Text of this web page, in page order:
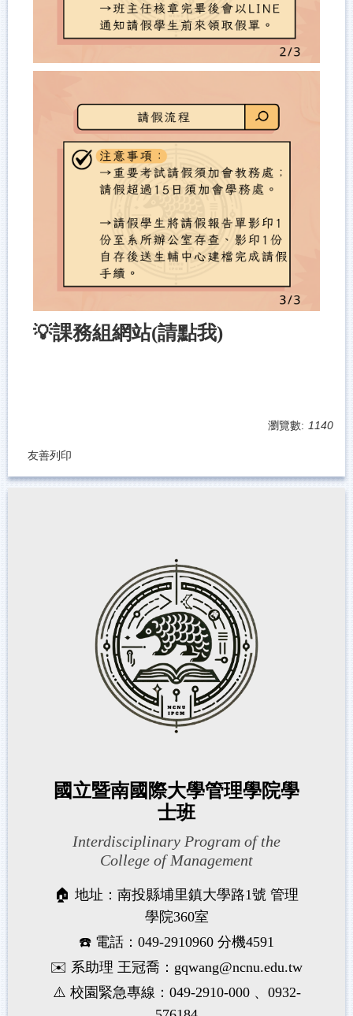
💡課務組網站(請點我)
瀏覽數: 1140
友善列印
國立暨南國際大學管理學院學
士班
Interdisciplinary Program of the
College of Management
🏠 地址：南投縣埔里鎮大學路1號 管理
學院360室
☎️ 電話：049-2910960 分機4591
✉️ 系助理 王冠喬：gqwang@ncnu.edu.tw
⚠️ 校園緊急專線：049-2910-000 、0932-